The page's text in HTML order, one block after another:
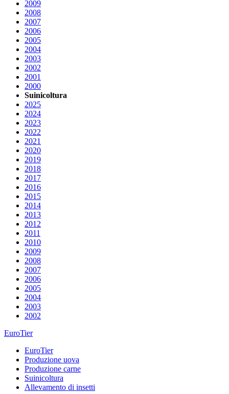
2009
2008
2007
2006
2005
2004
2003
2002
2001
2000
Suinicoltura
2025
2024
2023
2022
2021
2020
2019
2018
2017
2016
2015
2014
2013
2012
2011
2010
2009
2008
2007
2006
2005
2004
2003
2002
EuroTier
EuroTier
Produzione uova
Produzione carne
Suinicoltura
Allevamento di insetti